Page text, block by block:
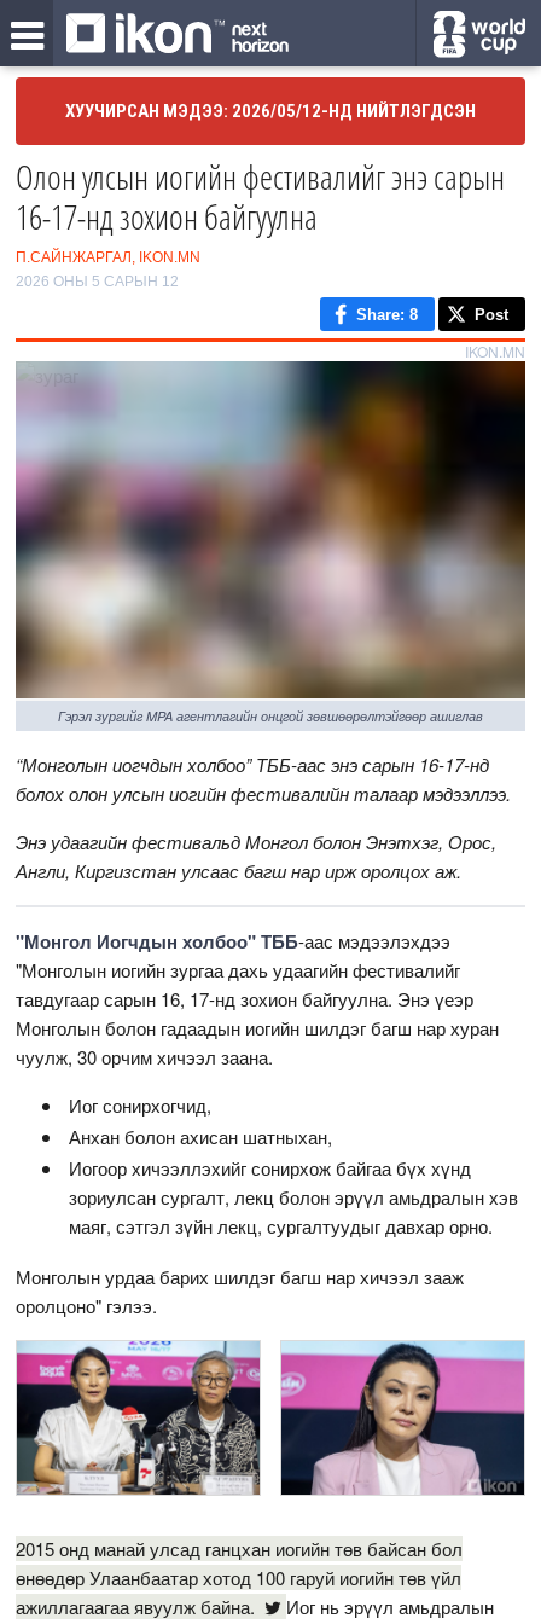
ХУУЧИРСАН МЭДЭЭ: 2026/05/12-НД НИЙТЛЭГДСЭН
Олон улсын иогийн фестивалийг энэ сарын
16-17-нд зохион байгуулна
П.САЙНЖАРГАЛ, IKON.MN
2026 ОНЫ 5 САРЫН 12
Share: 8 Post
IKON.MN
Гэрэл зургийг MPA агентлагийн онцгой зөвшөөрөлтэйгөөр ашиглав
“Монголын иогчдын холбоо” ТББ-аас энэ сарын 16-17-нд
болох олон улсын иогийн фестивалийн талаар мэдээллээ.
Энэ удаагийн фестивальд Монгол болон Энэтхэг, Орос,
Англи, Киргизстан улсаас багш нар ирж оролцох аж.
"Монгол Иогчдын холбоо" ТББ-аас мэдээлэхдээ
"Монголын иогийн зургаа дахь удаагийн фестивалийг
тавдугаар сарын 16, 17-нд зохион байгуулна. Энэ үеэр
Монголын болон гадаадын иогийн шилдэг багш нар хуран
чуулж, 30 орчим хичээл заана.
Иог сонирхогчид,
Анхан болон ахисан шатныхан,
Иогоор хичээллэхийг сонирхож байгаа бүх хүнд
зориулсан сургалт, лекц болон эрүүл амьдралын хэв
маяг, сэтгэл зүйн лекц, сургалтуудыг давхар орно.
Монголын урдаа барих шилдэг багш нар хичээл зааж
оролцоно" гэлээ.
2015 онд манай улсад ганцхан иогийн төв байсан бол
өнөөдөр Улаанбаатар хотод 100 гаруй иогийн төв үйл
ажиллагаагаа явуулж байна.
Иог нь эрүүл амьдралын